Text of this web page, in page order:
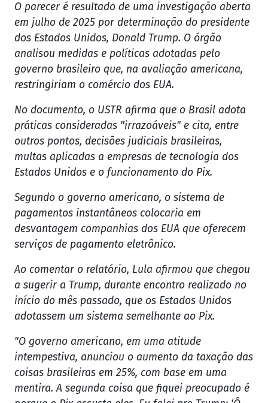
O parecer é resultado de uma investigação aberta
em julho de 2025 por determinação do presidente
dos Estados Unidos, Donald Trump. O órgão
analisou medidas e políticas adotadas pelo
governo brasileiro que, na avaliação americana,
restringiriam o comércio dos EUA.
No documento, o USTR afirma que o Brasil adota
práticas consideradas "irrazoáveis" e cita, entre
outros pontos, decisões judiciais brasileiras,
multas aplicadas a empresas de tecnologia dos
Estados Unidos e o funcionamento do Pix.
Segundo o governo americano, o sistema de
pagamentos instantâneos colocaria em
desvantagem companhias dos EUA que oferecem
serviços de pagamento eletrônico.
Ao comentar o relatório, Lula afirmou que chegou
a sugerir a Trump, durante encontro realizado no
início do mês passado, que os Estados Unidos
adotassem um sistema semelhante ao Pix.
"O governo americano, em uma atitude
intempestiva, anunciou o aumento da taxação das
coisas brasileiras em 25%, com base em uma
mentira. A segunda coisa que fiquei preocupado é